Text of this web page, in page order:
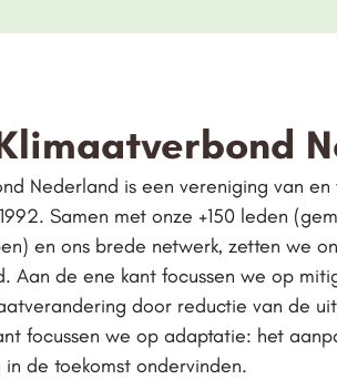
Nederland is een vereniging van
Samen met onze +150 leden
en ons brede netwerk, zetten we
Aan de ene kant focussen we op
door reductie van de
focussen we op adaptatie: het
de toekomst ondervinden.